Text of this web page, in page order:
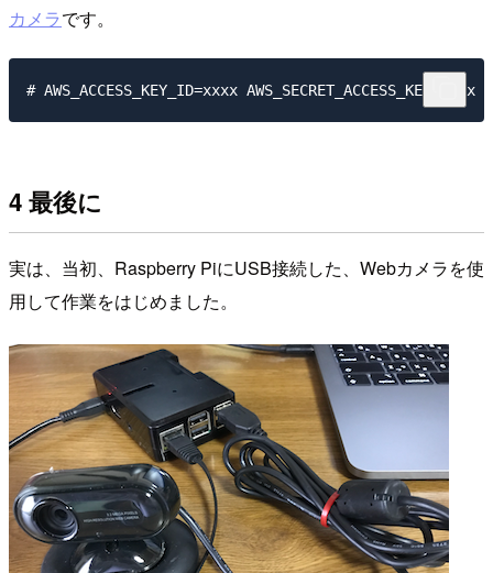
カメラです。
4 最後に
実は、当初、Raspberry PiにUSB接続した、Webカメラを使
用して作業をはじめました。